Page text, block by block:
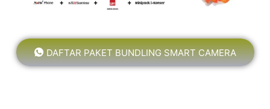
DAFTAR PAKET BUNDLING SMART CAMERA